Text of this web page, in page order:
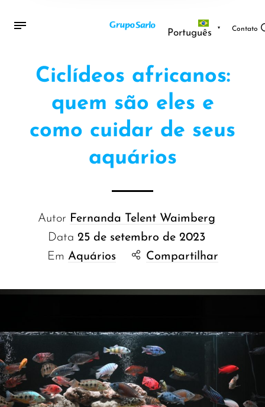
Português Contato
Ciclídeos africanos:
quem são eles e
como cuidar de seus
aquários
Autor Fernanda Telent Waimberg
Data 25 de setembro de 2023
Em Aquários Compartilhar